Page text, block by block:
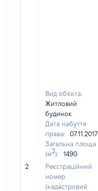
2
Вид об'єкта:
Житловий
будинок
Дата набуття
права:
07.11.2017
Загальна площа
(м2):
1490
Реєстраційний
номер
(кадастровий